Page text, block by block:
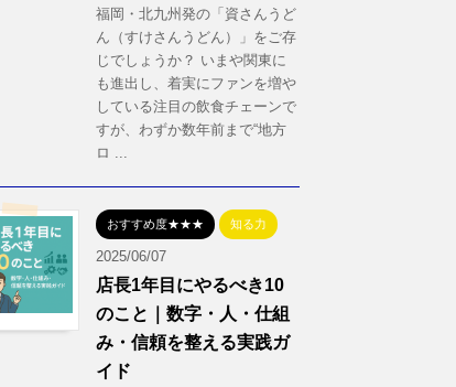
福岡・北九州発の「資さんうど
ん（すけさんうどん）」をご存
じでしょうか？ いまや関東に
も進出し、着実にファンを増や
している注目の飲食チェーンで
すが、わずか数年前まで“地方
ロ ...
おすすめ度★★★ 知る力
2025/06/07
店長1年目にやるべき10
のこと｜数字・人・仕組
み・信頼を整える実践ガ
イド